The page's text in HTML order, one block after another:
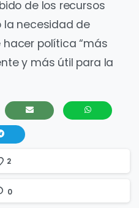
de los recursos
la necesidad de
política “más
y más útil para la
2
0